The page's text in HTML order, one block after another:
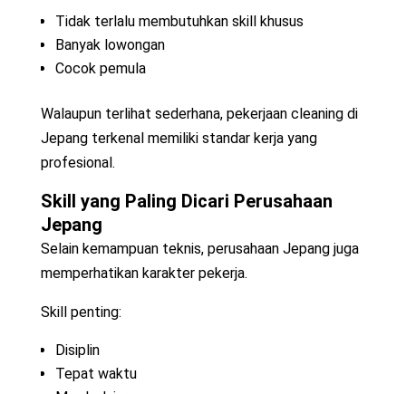
Tidak terlalu membutuhkan skill khusus
Banyak lowongan
Cocok pemula
Walaupun terlihat sederhana, pekerjaan cleaning di
Jepang terkenal memiliki standar kerja yang
profesional.
Skill yang Paling Dicari Perusahaan
Jepang
Selain kemampuan teknis, perusahaan Jepang juga
memperhatikan karakter pekerja.
Skill penting:
Disiplin
Tepat waktu